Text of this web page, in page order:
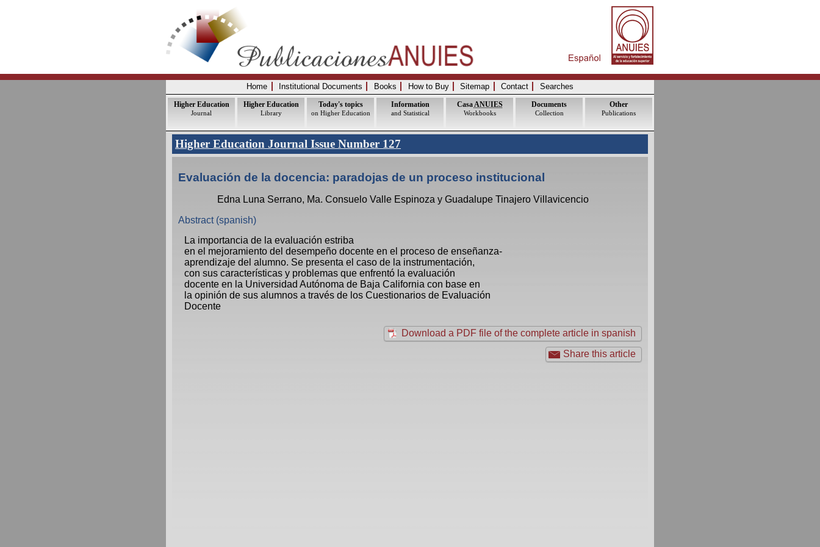
Home Institutional Documents Books How to Buy Sitemap Contact Searches
Higher Education
Journal
Higher Education
Library
Today's topics
on Higher Education
Information
and Statistical
CasaANUIES
Workbooks
Documents
Collection
Other
Publications
Higher Education Journal Issue Number 127
Evaluación de la docencia: paradojas de un proceso institucional
Edna Luna Serrano, Ma. Consuelo Valle Espinoza y Guadalupe Tinajero Villavicencio
Abstract (spanish)
La importancia de la evaluación estriba
en el mejoramiento del desempeño docente en el proceso de enseñanza-
aprendizaje del alumno. Se presenta el caso de la instrumentación,
con sus características y problemas que enfrentó la evaluación
docente en la Universidad Autónoma de Baja California con base en
la opinión de sus alumnos a través de los Cuestionarios de Evaluación
Docente
Download a PDF file of the complete article in spanish
Share this article